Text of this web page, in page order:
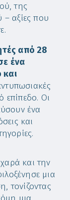
της
– αξίες που
από 28
ένα
και
επίπεδο. Οι
ένα
και
και την
μια
τονίζοντας